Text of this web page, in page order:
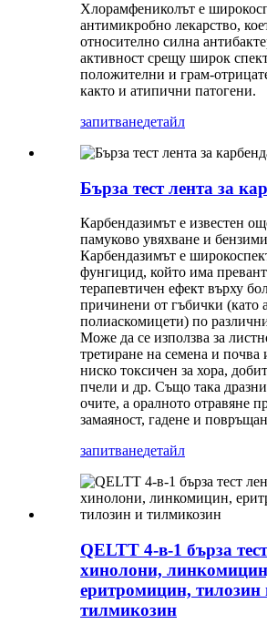
Хлорамфениколът е
антимикробно лекарство,
относително силна
активност срещу широк
положителни и грам-
както и атипични патогени.
запитванедетайл
Бърза тест лента за
Карбендазимът е известен
памуково увяхване и
Карбендазимът е
фунгицид, който има
терапевтичен ефект върху
причинени от гъбички (като
полиаскомицети) по
Може да се използва за
третиране на семена и почва
ниско токсичен за хора,
пчели и др. Също така
очите, а оралното отравяне
замаяност, гадене и
запитванедетайл
QELTT 4-в-1 бърза
хинолони,
еритромицин, тилозин
тилмикозин